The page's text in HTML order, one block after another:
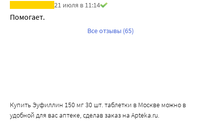
21 июля в 11:14
Помогает.
Все отзывы (65)
Купить Эуфиллин 150 мг 30 шт. таблетки в Москве можно в
удобной для вас аптеке, сделав заказ на Apteka.ru.